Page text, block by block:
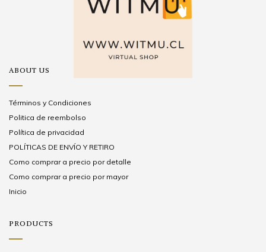
ABOUT US
Términos y Condiciones
Politica de reembolso
Política de privacidad
POLÍTICAS DE ENVÍO Y RETIRO
Como comprar a precio por detalle
Como comprar a precio por mayor
Inicio
PRODUCTS